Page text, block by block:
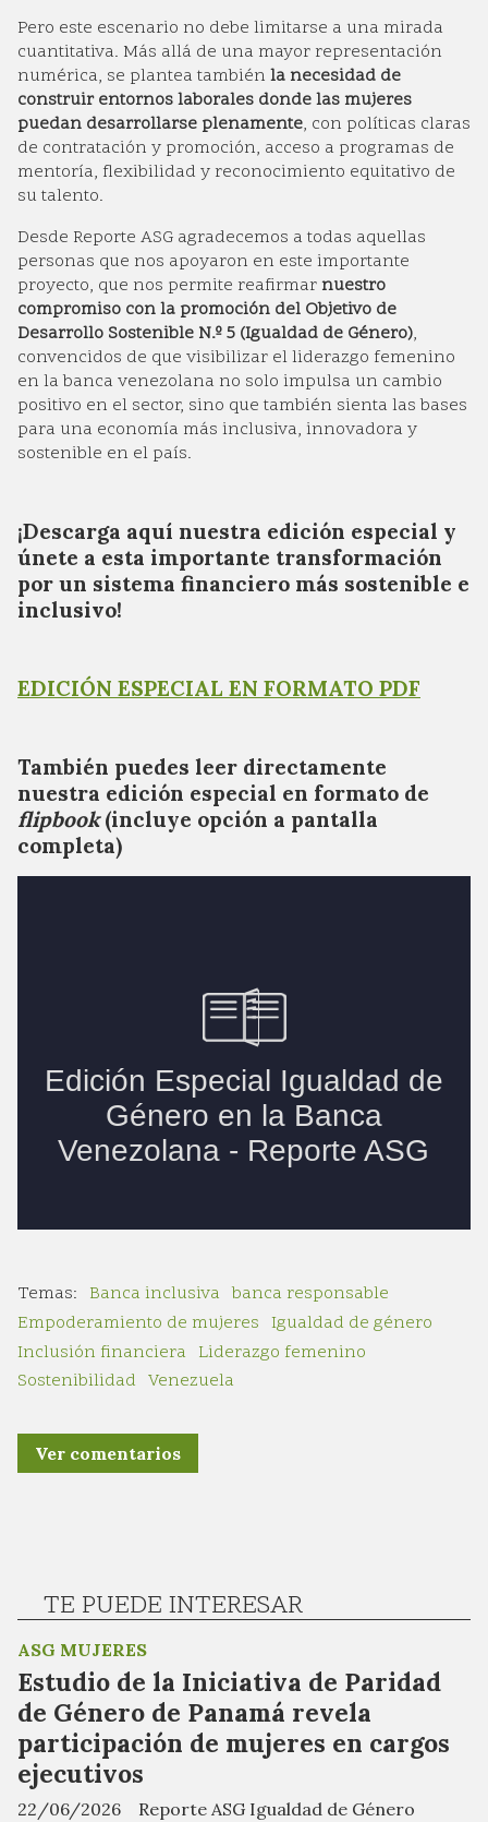
Pero este escenario no debe limitarse a una mirada
cuantitativa. Más allá de una mayor representación
numérica, se plantea también la necesidad de
construir entornos laborales donde las mujeres
puedan desarrollarse plenamente, con políticas claras
de contratación y promoción, acceso a programas de
mentoría, flexibilidad y reconocimiento equitativo de
su talento.
Desde Reporte ASG agradecemos a todas aquellas
personas que nos apoyaron en este importante
proyecto, que nos permite reafirmarnuestro
compromiso con la promoción del Objetivo de
Desarrollo Sostenible N.º 5 (Igualdad de Género),
convencidos de que visibilizar el liderazgo femenino
en la banca venezolana no solo impulsa un cambio
positivo en el sector, sino que también sienta las bases
para una economía más inclusiva, innovadora y
sostenible en el país.
¡Descarga aquí nuestra edición especial y
únete a esta importante transformación
por un sistema financiero más sostenible e
inclusivo!
EDICIÓN ESPECIAL EN FORMATO PDF
También puedes leer directamente
nuestra edición especial en formato de
flipbook(incluye opción a pantalla
completa)
Banca inclusiva banca responsable
Empoderamiento de mujeres Igualdad de género
Inclusión financiera Liderazgo femenino
Sostenibilidad Venezuela
Ver comentarios
TE PUEDE INTERESAR
Estudio de la Iniciativa de Paridad
de Género de Panamá revela
participación de mujeres en cargos
ejecutivos
Reporte ASG Igualdad de Género
ASG MUJERES
22/06/2026